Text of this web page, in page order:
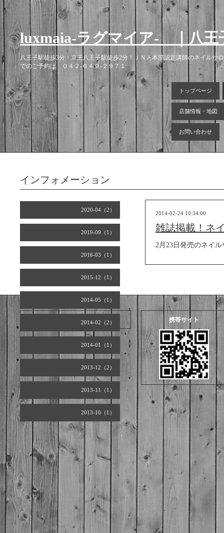
luxmaia-ラグマイア- ｜八
八王子駅徒歩3分！京王八王子駅徒歩2分！ＪＮＡ本部認定講師のネイル
でのご予約は ０４２-６４９-２９７１
トップページ
店舗情報・地図
お問い合わせ
2020-04（2）
2019-09（1）
2016-03（1）
2015-12（1）
2014-05（1）
2014-02（2）
2014-01（1）
2013-12（2）
2013-11（1）
2013-10（1）
インフォメーション
2014-02-24 10:34:00
雑誌掲載！ネ
2月23日発売のネイ
2026.08.06 Thursday 携帯サイト